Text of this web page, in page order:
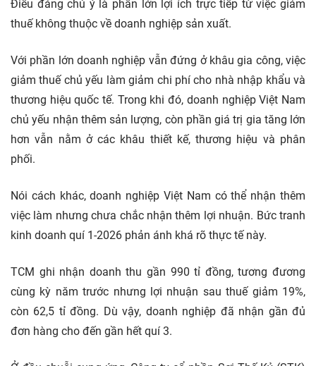
Điều đáng chú ý là phần lớn lợi ích trực tiếp từ việc giảm
thuế không thuộc về doanh nghiệp sản xuất.
Với phần lớn doanh nghiệp vẫn đứng ở khâu gia công, việc
giảm thuế chủ yếu làm giảm chi phí cho nhà nhập khẩu và
thương hiệu quốc tế. Trong khi đó, doanh nghiệp Việt Nam
chủ yếu nhận thêm sản lượng, còn phần giá trị gia tăng lớn
hơn vẫn nằm ở các khâu thiết kế, thương hiệu và phân
phối.
Nói cách khác, doanh nghiệp Việt Nam có thể nhận thêm
việc làm nhưng chưa chắc nhận thêm lợi nhuận. Bức tranh
kinh doanh quí 1-2026 phản ánh khá rõ thực tế này.
TCM ghi nhận doanh thu gần 990 tỉ đồng, tương đương
cùng kỳ năm trước nhưng lợi nhuận sau thuế giảm 19%,
còn 62,5 tỉ đồng. Dù vậy, doanh nghiệp đã nhận gần đủ
đơn hàng cho đến gần hết quí 3.